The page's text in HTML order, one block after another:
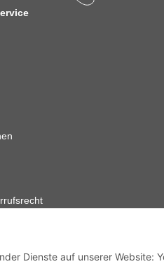
Dienste auf unserer Website:
der Artikel können beispielhaft